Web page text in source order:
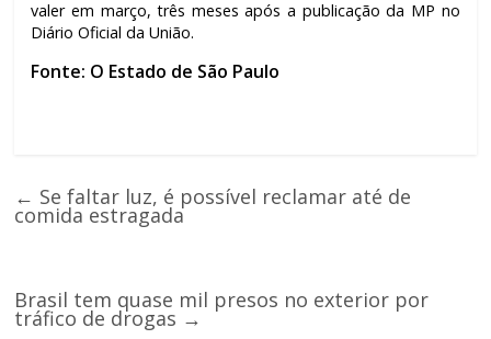
valer em março, três meses após a publicação da MP no
Diário Oficial da União.
Fonte: O Estado de São Paulo
← Se faltar luz, é possível reclamar até de
comida estragada
Brasil tem quase mil presos no exterior por
tráfico de drogas →